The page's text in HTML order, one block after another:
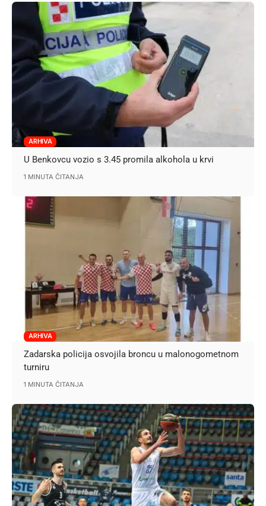
ARHIVA
U Benkovcu vozio s 3.45 promila alkohola u krvi
1 MINUTA ČITANJA
ARHIVA
Zadarska policija osvojila broncu u malonogometnom
turniru
1 MINUTA ČITANJA